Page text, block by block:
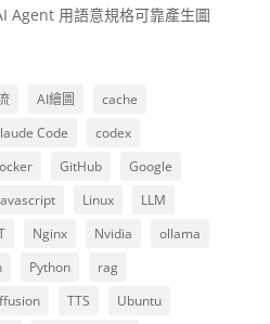
Agent 用語意規格可靠產生圖
AI繪圖
cache
Code
codex
GitHub
Google
Linux
LLM
Nginx Nvidia
ollama
Python
rag
TTS
Ubuntu